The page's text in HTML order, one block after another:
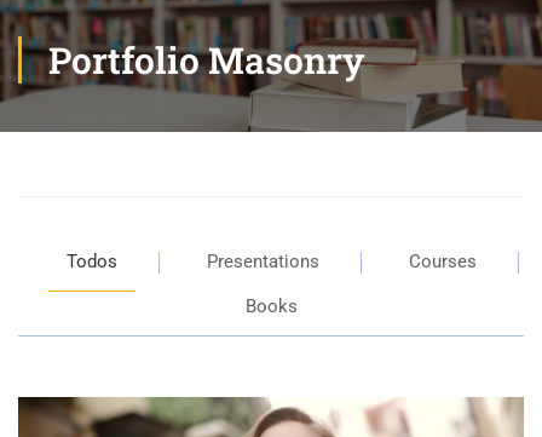
Portfolio Masonry
Todos Presentations Courses
Books